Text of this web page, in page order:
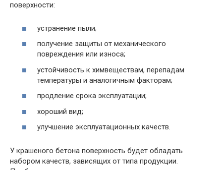
поверхности:
устранение пыли;
получение защиты от механического
повреждения или износа;
устойчивость к химвеществам, перепадам
температуры и аналогичным факторам;
продление срока эксплуатации;
хороший вид;
улучшение эксплуатационных качеств.
У крашеного бетона поверхность будет обладать
набором качеств, зависящих от типа продукции.